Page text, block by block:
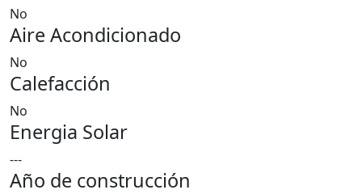
No
Aire Acondicionado
No
Calefacción
No
Energia Solar
---
Año de construcción